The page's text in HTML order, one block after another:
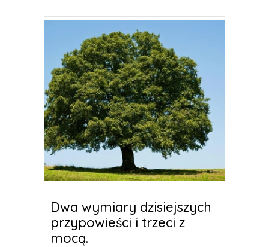
Dwa wymiary dzisiejszych
przypowieści i trzeci z
mocą.